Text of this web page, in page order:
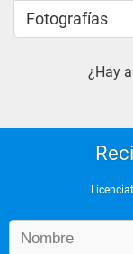
Fotografías
¿Hay